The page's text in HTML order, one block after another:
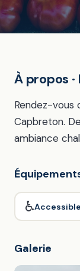
À propos
Rendez-vous
Capbreton.
ambiance
♿Accessible
Galerie